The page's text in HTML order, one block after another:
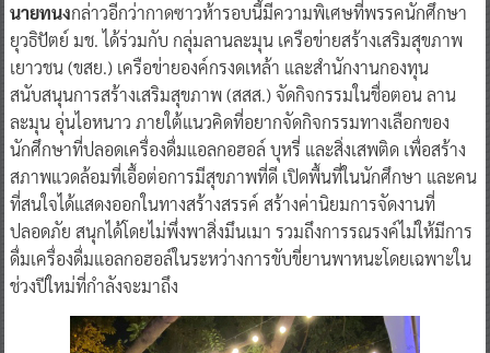
นายทนงกล่าวอีกว่ากาดซาวห้ารอบนี้มีความพิเศษที่พรรคนักศึกษา
ยุวธิปัตย์ มช. ได้ร่วมกับ กลุ่มลานละมุน เครือข่ายสร้างเสริมสุขภาพ
เยาวชน (ขสย.) เครือข่ายองค์กรงดเหล้า และสำนักงานกองทุน
สนับสนุนการสร้างเสริมสุขภาพ (สสส.) จัดกิจกรรมในชื่อตอน ลาน
ละมุน อุ่นไอหนาว ภายใต้แนวคิดที่อยากจัดกิจกรรมทางเลือกของ
นักศึกษาที่ปลอดเครื่องดื่มแอลกอฮอล์ บุหรี่ และสิ่งเสพติด เพื่อสร้าง
สภาพแวดล้อมที่เอื้อต่อการมีสุขภาพที่ดี เปิดพื้นที่ในนักศึกษา และคน
ที่สนใจได้แสดงออกในทางสร้างสรรค์ สร้างค่านิยมการจัดงานที่
ปลอดภัย สนุกได้โดยไม่พึ่งพาสิ่งมึนเมา รวมถึงการรณรงค์ไม่ให้มีการ
ดื่มเครื่องดื่มแอลกอฮอล์ในระหว่างการขับขี่ยานพาหนะโดยเฉพาะใน
ช่วงปีใหม่ที่กำลังจะมาถึง